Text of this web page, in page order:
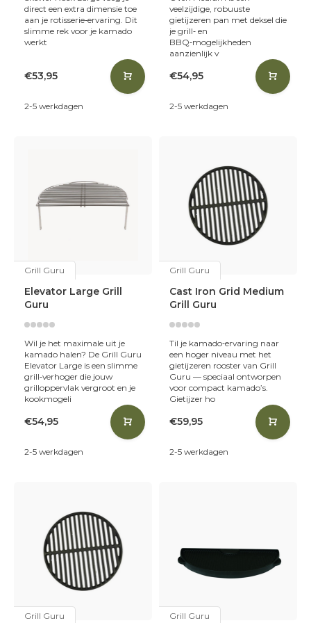
direct een extra dimensie toe
aan je rotisserie‑ervaring. Dit
slimme rek voor je kamado
werkt
€53,95
2-5 werkdagen
veelzijdige, robuuste
gietijzeren pan met deksel die
je grill‑ en
BBQ‑mogelijkheden
aanzienlijk v
€54,95
2-5 werkdagen
Grill Guru
Elevator Large Grill
Guru
Wil je het maximale uit je
kamado halen? De Grill Guru
Elevator Large is een slimme
grill‑verhoger die jouw
grilloppervlak vergroot en je
kookmogeli
€54,95
2-5 werkdagen
Grill Guru
Cast Iron Grid Medium
Grill Guru
Til je kamado‑ervaring naar
een hoger niveau met het
gietijzeren rooster van Grill
Guru — speciaal ontworpen
voor compact kamado’s.
Gietijzer ho
€59,95
2-5 werkdagen
Grill Guru Grill Guru